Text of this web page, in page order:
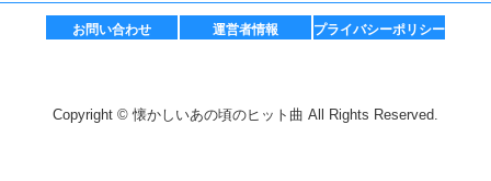
お問い合わせ 運営者情報 プライバシーポリシー
Copyright © 懐かしいあの頃のヒット曲 All Rights Reserved.